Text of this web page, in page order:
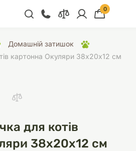
+38 (068) 300 91 91
Відділ продажу
+38 (068) 479 28
76
0
Домашній затишок
картонна Окуляри 38х20х12 см
для котів
38х20х12 см